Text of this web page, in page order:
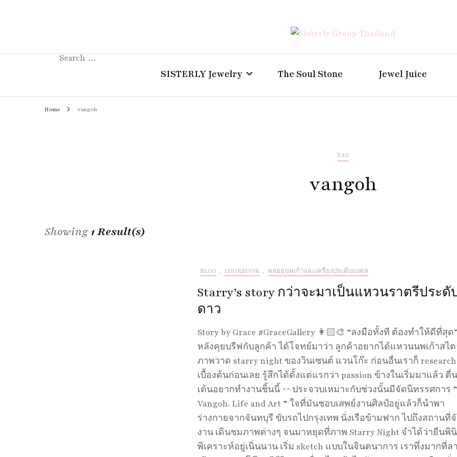
Search
Positive Power Jewelry แหวนแต่งงาน เครื่องประดับ
SISTERLY Jewelry The Soul Stone Jewel Juice
Home vangoh
TAG
vangoh
Showing 1 Result(s)
BLOG , LOOKBOOK , พลอยนพเก้าและเครื่องประดับมงคล
Starry’s story กว่าจะมาเป็นแหวนราตรีประดั
ดาว
Story by Grace #GraceGallery 👩🏻‍🎨 “ลงมือทั้งที ต้องทำให้ดีที่สุด
หลังคุยบรีฟกับลูกค้า ได้โจทย์มาว่า ลูกค้าอยากได้แหวนนพเก้าสไ
ภาพวาด starry night ของวินเซนต์ แวนโก๊ะ ก่อนอื่นเราก็ research
เบื้องต้นก่อนเลย รู้สึกได้ตั้งแต่แรกว่า passion ข้างในเริ่มมาแล้ว ตื่น
เต้นอยากทำงานชิ้นนี้ ^^ ประจวบเหมาะกับช่วงนั้นมีจัดนิทรรศการ ”
Vangoh. Life and Art ” ใจที่มันชอบเสพย์งานศิลป์อยู่แล้วก็นำพา
ร่างกายจากจันทบุรี ขับรถไปกรุงเทพ นั่งเรือข้ามฟาก ไปถึงสถานที่
งาน เดินชมภาพต่างๆ จนมาหยุดที่ภาพ Starry Night จำได้ว่ายืนพิ
พิเคราะห์อยู่เนิ่นนาน เริ่ม sketch แบบในจินตนาการ เราทึ่งมากที่ล